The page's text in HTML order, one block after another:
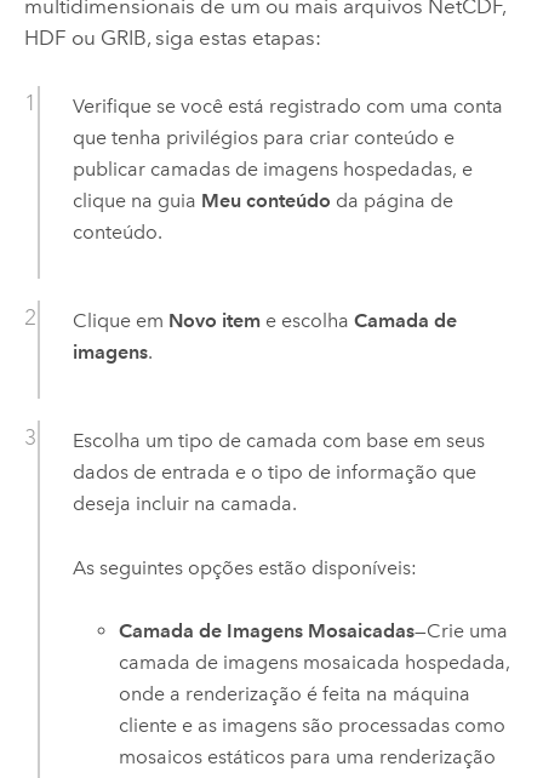
multidimensionais de um ou mais arquivos NetCDF,
HDF ou GRIB, siga estas etapas:
Verifique se você está registrado com uma conta
que tenha privilégios para criar conteúdo e
publicar camadas de imagens hospedadas, e
clique na guia Meu conteúdo da página de
conteúdo.
Clique em Novo iteme escolha Camada de
imagens.
Escolha um tipo de camada com base em seus
dados de entrada e o tipo de informação que
deseja incluir na camada.
As seguintes opções estão disponíveis:
Camada de Imagens Mosaicadas—Crie uma
camada de imagens mosaicada hospedada,
onde a renderização é feita na máquina
cliente e as imagens são processadas como
mosaicos estáticos para uma renderização